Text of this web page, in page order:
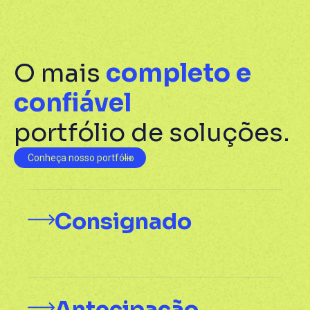
O mais completo e
confiável
portfólio de soluções.
Conheça nosso portfólio
Consignado